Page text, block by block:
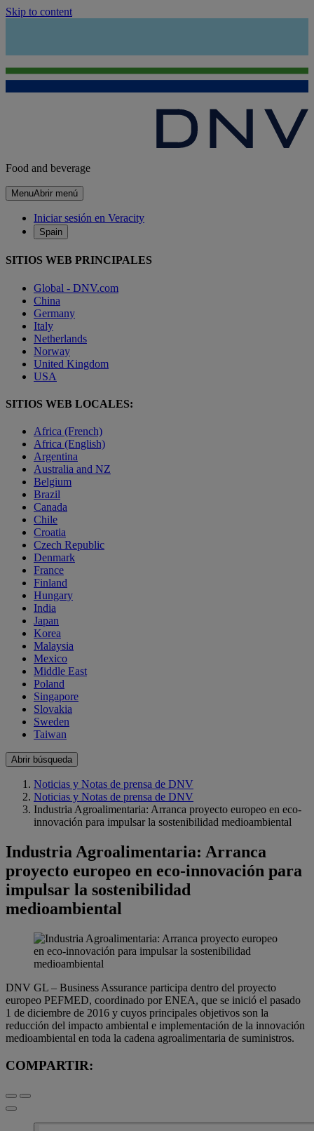
Skip to content
Food and beverage
MenuAbrir menú
Iniciar sesión en Veracity
Spain
SITIOS WEB PRINCIPALES
Global - DNV.com
China
Germany
Italy
Netherlands
Norway
United Kingdom
USA
SITIOS WEB LOCALES:
Africa (French)
Africa (English)
Argentina
Australia and NZ
Belgium
Brazil
Canada
Chile
Croatia
Czech Republic
Denmark
France
Finland
Hungary
India
Japan
Korea
Malaysia
Mexico
Middle East
Poland
Singapore
Slovakia
Sweden
Taiwan
Abrir búsqueda
Noticias y Notas de prensa de DNV
Noticias y Notas de prensa de DNV
Industria Agroalimentaria: Arranca proyecto europeo en eco-
innovación para impulsar la sostenibilidad medioambiental
Industria Agroalimentaria: Arranca
proyecto europeo en eco-innovación para
impulsar la sostenibilidad
medioambiental
DNV GL – Business Assurance participa dentro del proyecto
europeo PEFMED, coordinado por ENEA, que se inició el pasado
1 de diciembre de 2016 y cuyos principales objetivos son la
reducción del impacto ambiental e implementación de la innovación
medioambiental en toda la cadena agroalimentaria de suministros.
COMPARTIR: